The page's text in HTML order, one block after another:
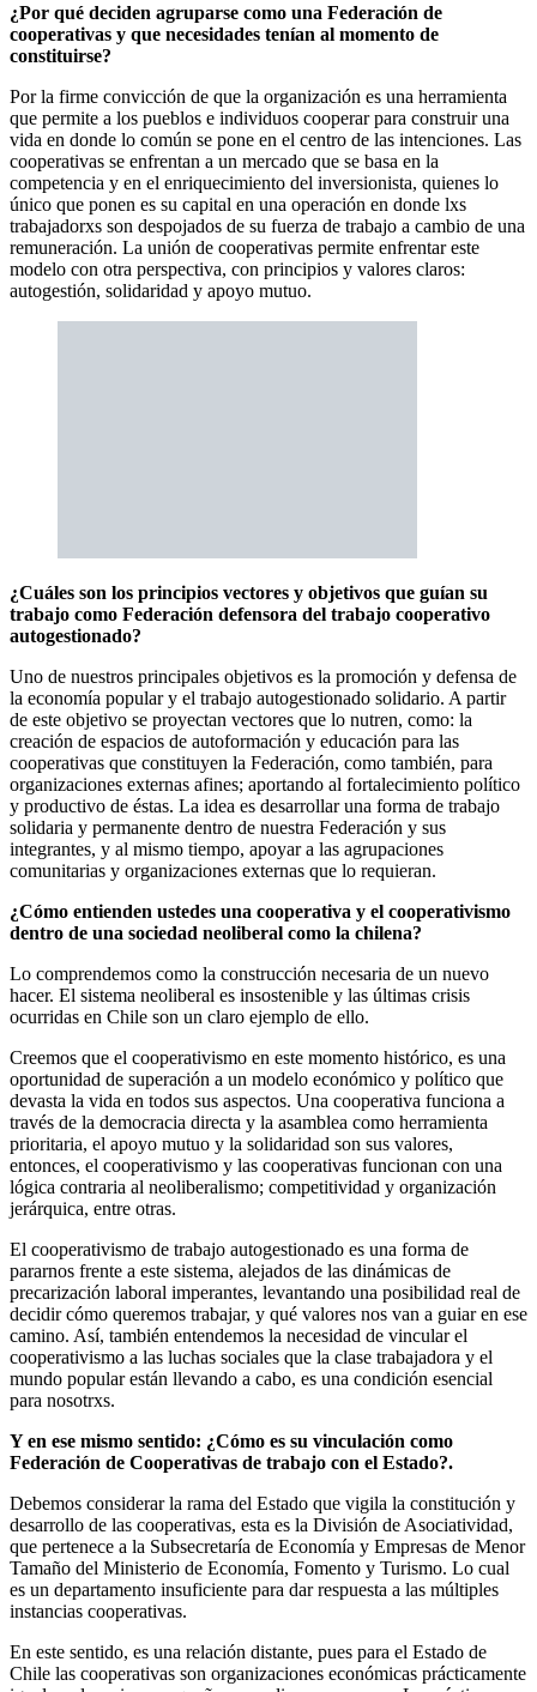
¿Por qué deciden agruparse como una Federación de
cooperativas y que necesidades tenían al momento de
constituirse?
Por la firme convicción de que la organización es una herramienta
que permite a los pueblos e individuos cooperar para construir una
vida en donde lo común se pone en el centro de las intenciones. Las
cooperativas se enfrentan a un mercado que se basa en la
competencia y en el enriquecimiento del inversionista, quienes lo
único que ponen es su capital en una operación en donde lxs
trabajadorxs son despojados de su fuerza de trabajo a cambio de una
remuneración. La unión de cooperativas permite enfrentar este
modelo con otra perspectiva, con principios y valores claros:
autogestión, solidaridad y apoyo mutuo.
¿Cuáles son los principios vectores y objetivos que guían su
trabajo como Federación defensora del trabajo cooperativo
autogestionado?
Uno de nuestros principales objetivos es la promoción y defensa de
la economía popular y el trabajo autogestionado solidario. A partir
de este objetivo se proyectan vectores que lo nutren, como: la
creación de espacios de autoformación y educación para las
cooperativas que constituyen la Federación, como también, para
organizaciones externas afines; aportando al fortalecimiento político
y productivo de éstas. La idea es desarrollar una forma de trabajo
solidaria y permanente dentro de nuestra Federación y sus
integrantes, y al mismo tiempo, apoyar a las agrupaciones
comunitarias y organizaciones externas que lo requieran.
¿Cómo entienden ustedes una cooperativa y el cooperativismo
dentro de una sociedad neoliberal como la chilena?
Lo comprendemos como la construcción necesaria de un nuevo
hacer. El sistema neoliberal es insostenible y las últimas crisis
ocurridas en Chile son un claro ejemplo de ello.
Creemos que el cooperativismo en este momento histórico, es una
oportunidad de superación a un modelo económico y político que
devasta la vida en todos sus aspectos. Una cooperativa funciona a
través de la democracia directa y la asamblea como herramienta
prioritaria, el apoyo mutuo y la solidaridad son sus valores,
entonces, el cooperativismo y las cooperativas funcionan con una
lógica contraria al neoliberalismo; competitividad y organización
jerárquica, entre otras.
El cooperativismo de trabajo autogestionado es una forma de
pararnos frente a este sistema, alejados de las dinámicas de
precarización laboral imperantes, levantando una posibilidad real de
decidir cómo queremos trabajar, y qué valores nos van a guiar en ese
camino. Así, también entendemos la necesidad de vincular el
cooperativismo a las luchas sociales que la clase trabajadora y el
mundo popular están llevando a cabo, es una condición esencial
para nosotrxs.
Y en ese mismo sentido: ¿Cómo es su vinculación como
Federación de Cooperativas de trabajo con el Estado?.
Debemos considerar la rama del Estado que vigila la constitución y
desarrollo de las cooperativas, esta es la División de Asociatividad,
que pertenece a la Subsecretaría de Economía y Empresas de Menor
Tamaño del Ministerio de Economía, Fomento y Turismo. Lo cual
es un departamento insuficiente para dar respuesta a las múltiples
instancias cooperativas.
En este sentido, es una relación distante, pues para el Estado de
Chile las cooperativas son organizaciones económicas prácticamente